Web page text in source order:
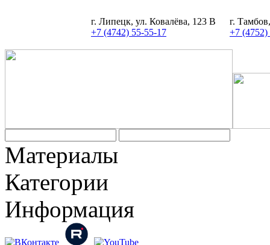
г. Липецк, ул. Ковалёва, 123 В
+7 (4742) 55-55-17
г.
+7 (4752)
Материалы
Категории
Информация